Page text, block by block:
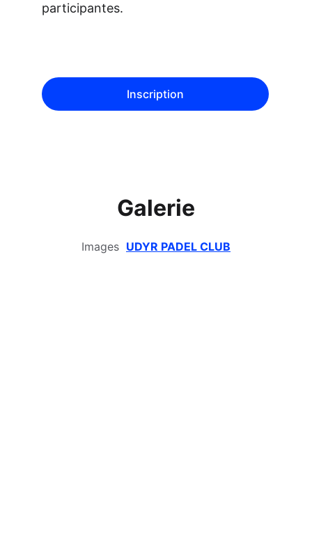
Inscription
participantes.
Galerie
Images UDYR PADEL CLUB